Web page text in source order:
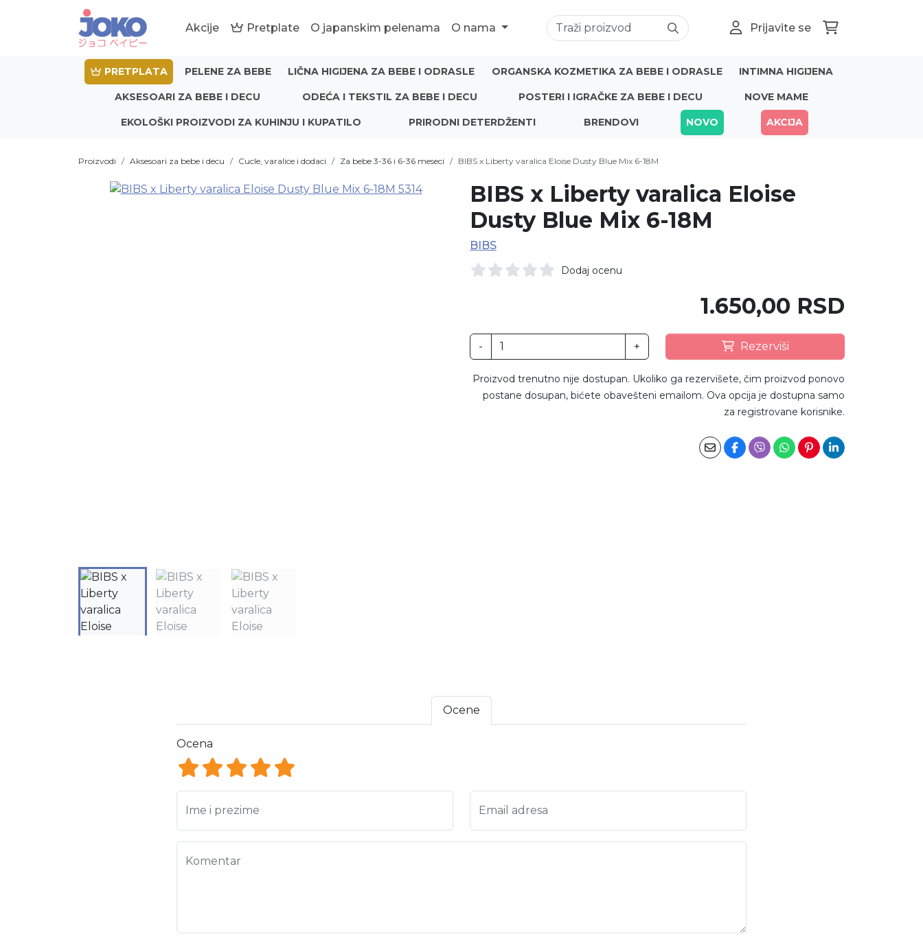
Akcije Pretplate O japanskim pelenama O nama Prijavite se
PRETPLATA PELENE ZA BEBE LIČNA HIGIJENA ZA BEBE I ODRASLE ORGANSKA KOZMETIKA ZA BEBE I ODRASLE INTIMNA HIGIJENA
AKSESOARI ZA BEBE I DECU ODEĆA I TEKSTIL ZA BEBE I DECU POSTERI I IGRAČKE ZA BEBE I DECU NOVE MAME
EKOLOŠKI PROIZVODI ZA KUHINJU I KUPATILO PRIRODNI DETERDŽENTI BRENDOVI NOVO AKCIJA
Proizvodi Aksesoari za bebe i decu Cucle, varalice i dodaci Za bebe 3-36 i 6-36 meseci BIBS x Liberty varalica Eloise Dusty Blue Mix 6-18M
BIBS x Liberty varalica Eloise
Dusty Blue Mix 6-18M
BIBS
Dodaj ocenu
1.650,00 RSD
- + Rezerviši
Proizvod trenutno nije dostupan. Ukoliko ga rezervišete, čim proizvod ponovo
postane dosupan, bićete obavešteni emailom. Ova opcija je dostupna samo
za registrovane korisnike.
Ocene
Ocena
Ocena 5
Ocena 4
Ocena 3
Ocena 2
Ocena 1
Ime i prezime Email adresa
Komentar